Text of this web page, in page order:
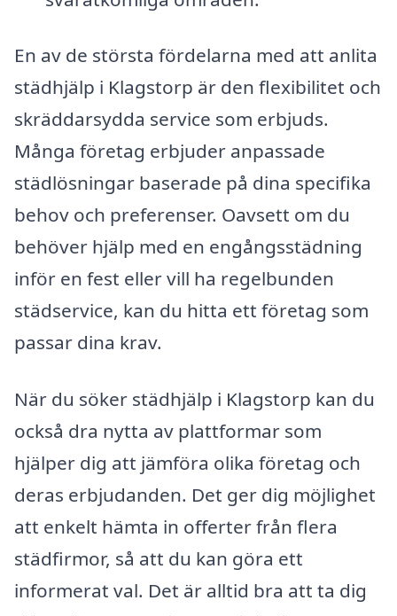
En av de största fördelarna med att anlita
städhjälp i Klagstorp är den flexibilitet och
skräddarsydda service som erbjuds.
Många företag erbjuder anpassade
städlösningar baserade på dina specifika
behov och preferenser. Oavsett om du
behöver hjälp med en engångsstädning
inför en fest eller vill ha regelbunden
städservice, kan du hitta ett företag som
passar dina krav.
När du söker städhjälp i Klagstorp kan du
också dra nytta av plattformar som
hjälper dig att jämföra olika företag och
deras erbjudanden. Det ger dig möjlighet
att enkelt hämta in offerter från flera
städfirmor, så att du kan göra ett
informerat val. Det är alltid bra att ta dig